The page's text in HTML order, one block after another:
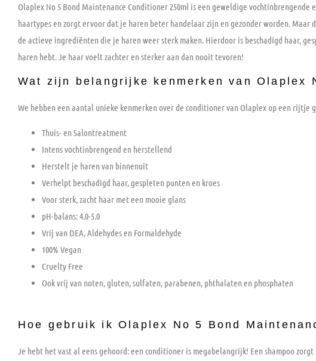
Olaplex No 5 Bond Maintenance Conditioner 250ml is een geweldige
haartypes en zorgt ervoor dat je haren beter handelaar zijn en gezonder worden.
de actieve ingrediënten die je haren weer sterk maken. Hierdoor is beschadigd haar,
haren hebt. Je haar voelt zachter en sterker aan dan nooit tevoren!
Wat zijn belangrijke kenmerken van Olaplex
We hebben een aantal unieke kenmerken over de conditioner van Olaplex op een
Thuis- en Salontreatment
Intens vochtinbrengend en herstellend
Herstelt je haren van binnenuit
Verhelpt beschadigd haar, gespleten punten en kroes
Voor sterk, zacht haar met een mooie glans
pH-balans: 4.0-5.0
Vrij van DEA, Aldehydes en Formaldehyde
100% Vegan
Cruelty Free
Ook vrij van noten, gluten, sulfaten, parabenen, phthalaten en phosphaten
Hoe gebruik ik Olaplex No 5 Bond
Je hebt het vast al eens gehoord: een conditioner is megabelangrijk! Een shampoo